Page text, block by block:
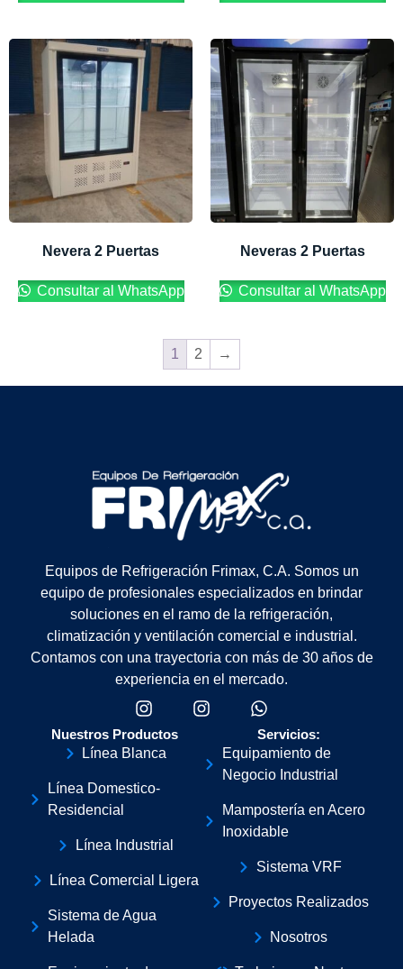
Nevera 2 Puertas
Consultar al WhatsApp
Neveras 2 Puertas
Consultar al WhatsApp
1 2 →
Equipos de Refrigeración Frimax, C.A. Somos un
equipo de profesionales especializados en brindar
soluciones en el ramo de la refrigeración,
climatización y ventilación comercial e industrial.
Contamos con una trayectoria con más de 30 años de
experiencia en el mercado.
Nuestros Productos
Línea Blanca
Línea Domestico-
Residencial
Línea Industrial
Línea Comercial Ligera
Sistema de Agua
Helada
Servicios:
Equipamiento de
Negocio Industrial
Mampostería en Acero
Inoxidable
Sistema VRF
Proyectos Realizados
Nosotros